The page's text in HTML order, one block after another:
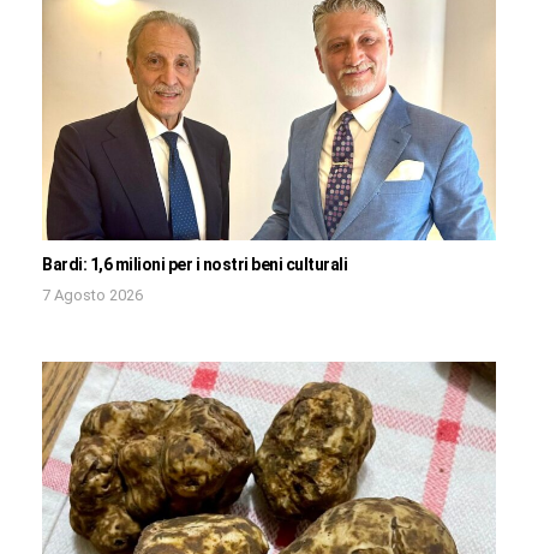
Bardi: 1,6 milioni per i nostri beni culturali
7 Agosto 2026